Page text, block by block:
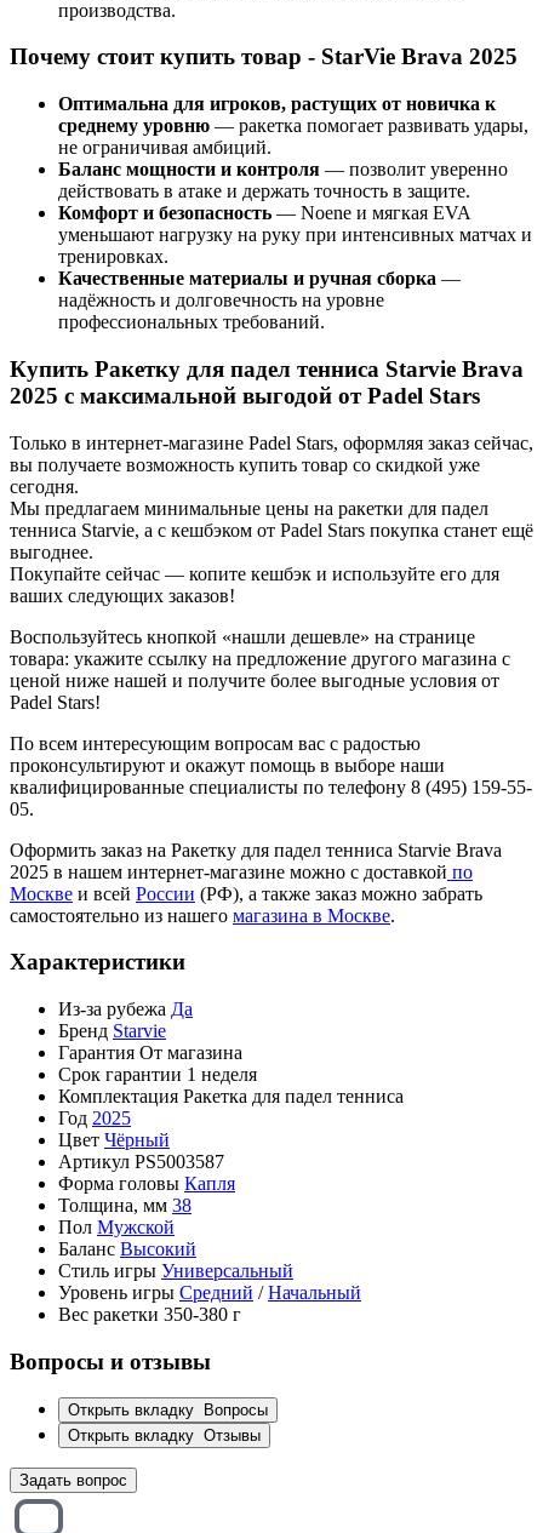
производства.
Почему стоит купить товар - StarVie Brava 2025
Оптимальна для игроков, растущих от новичка к
среднему уровню — ракетка помогает развивать удары,
не ограничивая амбиций.
Баланс мощности и контроля — позволит уверенно
действовать в атаке и держать точность в защите.
Комфорт и безопасность — Noene и мягкая EVA
уменьшают нагрузку на руку при интенсивных матчах и
тренировках.
Качественные материалы и ручная сборка —
надёжность и долговечность на уровне
профессиональных требований.
Купить Ракетку для падел тенниса Starvie Brava
2025 с максимальной выгодой от Padel Stars
Только в интернет-магазине Padel Stars, оформляя заказ сейчас,
вы получаете возможность купить товар со скидкой уже
сегодня.
Мы предлагаем минимальные цены на ракетки для падел
тенниса Starvie, а с кешбэком от Padel Stars покупка станет ещё
выгоднее.
Покупайте сейчас — копите кешбэк и используйте его для
ваших следующих заказов!
Воспользуйтесь кнопкой «нашли дешевле» на странице
товара: укажите ссылку на предложение другого магазина с
ценой ниже нашей и получите более выгодные условия от
Padel Stars!
По всем интересующим вопросам вас с радостью
проконсультируют и окажут помощь в выборе наши
квалифицированные специалисты по телефону 8 (495) 159-55-
05.
Оформить заказ на Ракетку для падел тенниса Starvie Brava
2025 в нашем интернет-магазине можно с доставкой по
Москве и всей России (РФ), а также заказ можно забрать
самостоятельно из нашего магазина в Москве.
Характеристики
Из-за рубежа Да
Бренд Starvie
Гарантия От магазина
Срок гарантии 1 неделя
Комплектация Ракетка для падел тенниса
Год 2025
Цвет Чёрный
Артикул PS5003587
Форма головы Капля
Толщина, мм 38
Пол Мужской
Баланс Высокий
Стиль игры Универсальный
Уровень игры Средний /Начальный
Вес ракетки 350-380 г
Вопросы и отзывы
Открыть вкладку
Вопросы
Открыть вкладку Отзывы
Задать вопрос